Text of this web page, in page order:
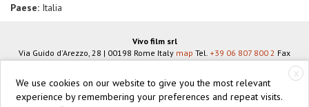
Paese: Italia
Vivo film srl
Via Guido d'Arezzo, 28 | 00198 Rome Italy map Tel. +39 06 807 800 2 Fax
https://vivofilm.it
X
We use cookies on our website to give you the most relevant
experience by remembering your preferences and repeat visits.